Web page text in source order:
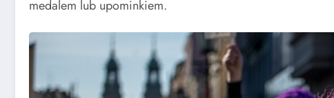
medalem lub upominkiem.